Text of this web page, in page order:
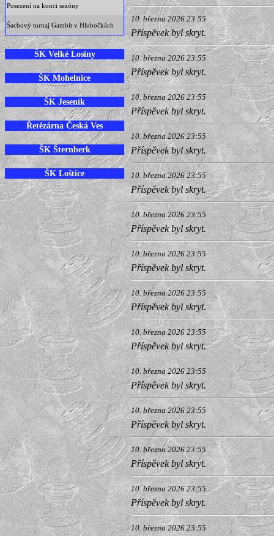
Posezení na konci sezóny
Šachový turnaj Gambit v Hlubočkách
ŠK Velké Losiny
ŠK Mohelnice
ŠK Jeseník
Řetězárna Česká Ves
ŠK Šternberk
ŠK Loštice
10. března 2026 23:55
Příspěvek byl skryt.
10. března 2026 23:55
Příspěvek byl skryt.
10. března 2026 23:55
Příspěvek byl skryt.
10. března 2026 23:55
Příspěvek byl skryt.
10. března 2026 23:55
Příspěvek byl skryt.
10. března 2026 23:55
Příspěvek byl skryt.
10. března 2026 23:55
Příspěvek byl skryt.
10. března 2026 23:55
Příspěvek byl skryt.
10. března 2026 23:55
Příspěvek byl skryt.
10. března 2026 23:55
Příspěvek byl skryt.
10. března 2026 23:55
Příspěvek byl skryt.
10. března 2026 23:55
Příspěvek byl skryt.
10. března 2026 23:55
Příspěvek byl skryt.
10. března 2026 23:55